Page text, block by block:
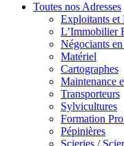
Toutes nos Adresses
Exploitants et
L’Immobilier
Négociants
Matériel
Cartographes
Maintenance
Transporteurs
Sylvicultures
Formation
Pépinières
Scieries /